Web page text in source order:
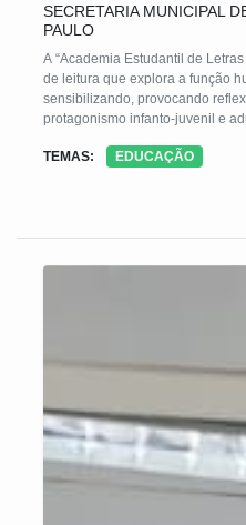
SECRETARIA MUNICIPAL
PAULO
A “Academia Estudantil de
de leitura que explora a função
sensibilizando, provocando
protagonismo infanto-juvenil e
de textos literários, contribui
resultados positivos de
TEMAS: EDUCAÇÃO